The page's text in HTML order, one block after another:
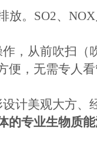
。SO2、
，从前吹扫（
，无需专人看
计美观大方、
的专业生物质